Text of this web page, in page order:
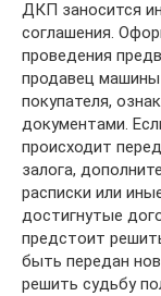
ДКП заносится
соглашения.
проведения
продавец
покупателя,
документами.
происходит
залога,
расписки или
достигнутые
предстоит
быть передан
решить судьбу